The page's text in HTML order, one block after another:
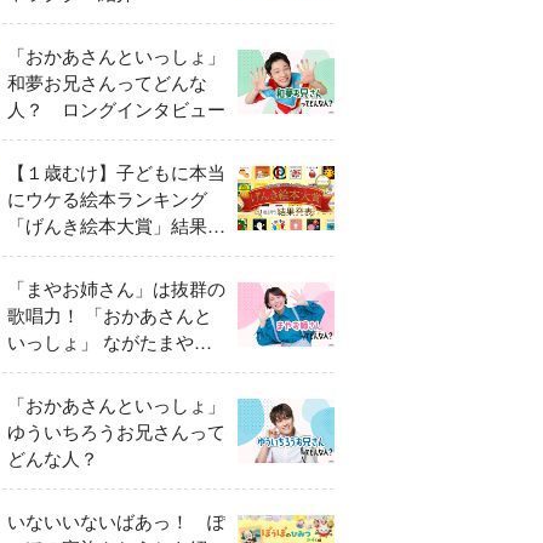
「おかあさんといっしょ」
和夢お兄さんってどんな
人？ ロングインタビュー
【１歳むけ】子どもに本当
にウケる絵本ランキング
「げんき絵本大賞」結果発
表
「まやお姉さん」は抜群の
歌唱力！ 「おかあさんと
いっしょ」 ながたまやさ
んってどんな人？
「おかあさんといっしょ」
ゆういちろうお兄さんって
どんな人？
いないいないばあっ！ ぽ